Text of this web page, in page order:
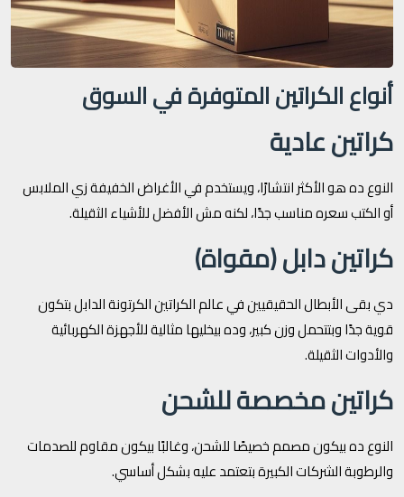
أنواع الكراتين المتوفرة في السوق
كراتين عادية
النوع ده هو الأكثر انتشارًا، ويستخدم في الأغراض الخفيفة زي الملابس
أو الكتب سعره مناسب جدًا، لكنه مش الأفضل للأشياء الثقيلة.
كراتين دابل (مقواة)
دي بقى الأبطال الحقيقيين في عالم الكراتين الكرتونة الدابل بتكون
قوية جدًا وبتتحمل وزن كبير، وده بيخليها مثالية للأجهزة الكهربائية
والأدوات الثقيلة.
كراتين مخصصة للشحن
النوع ده بيكون مصمم خصيصًا للشحن، وغالبًا بيكون مقاوم للصدمات
والرطوبة الشركات الكبيرة بتعتمد عليه بشكل أساسي.